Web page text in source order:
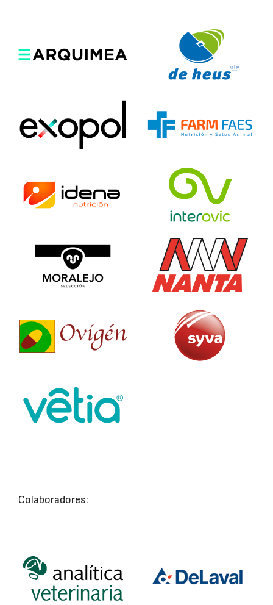
Colaboradores: